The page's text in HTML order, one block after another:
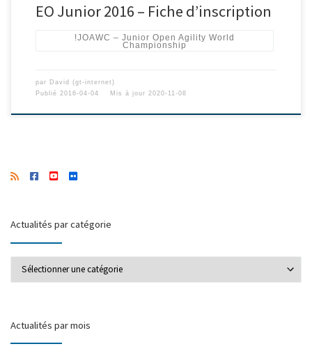
EO Junior 2016 – Fiche d’inscription
!JOAWC – Junior Open Agility World
Championship
par David (gt-internet)
Publié 2016-04-04 Mis à jour 2020-11-08
Actualités par catégorie
Actualités par mois